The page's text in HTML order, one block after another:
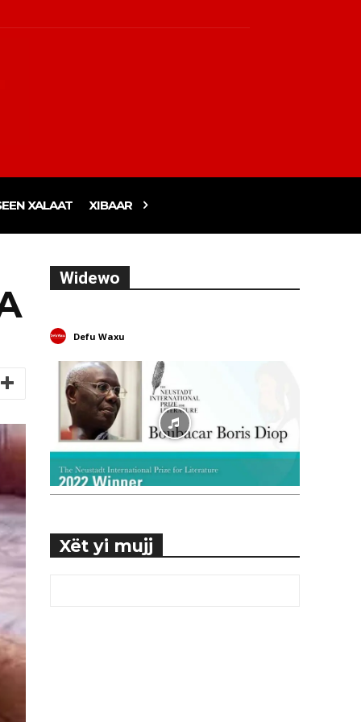
XALAAT XIBAAR
Widewo
Defu Waxu
Xët yi mujj